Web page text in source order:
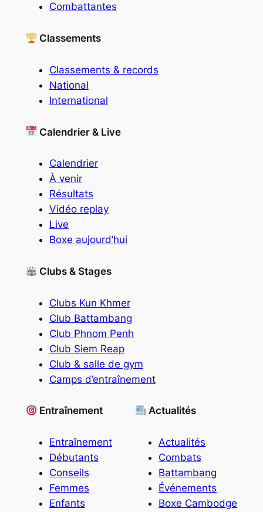
Combattantes
Classements
Classements & records
National
International
Calendrier & Live
Calendrier
À venir
Résultats
Vidéo replay
Live
Boxe aujourd’hui
Clubs & Stages
Clubs Kun Khmer
Club Battambang
Club Phnom Penh
Club Siem Reap
Club & salle de gym
Camps d’entraînement
Entraînement
Entraînement
Débutants
Conseils
Femmes
Enfants
Actualités
Actualités
Combats
Battambang
Événements
Boxe Cambodge